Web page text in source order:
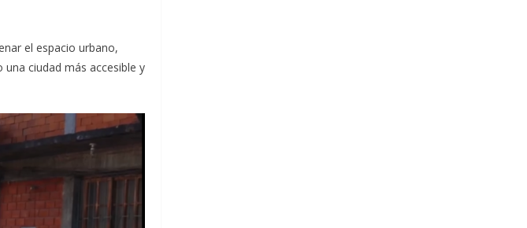
el espacio urbano,
ciudad más accesible y